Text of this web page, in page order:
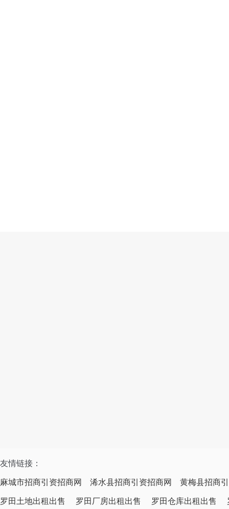
友情链接：
麻城市招商引资招商网 浠水县招商引资招商网 黄梅县招商
罗田土地出租出售 罗田厂房出租出售 罗田仓库出租出售